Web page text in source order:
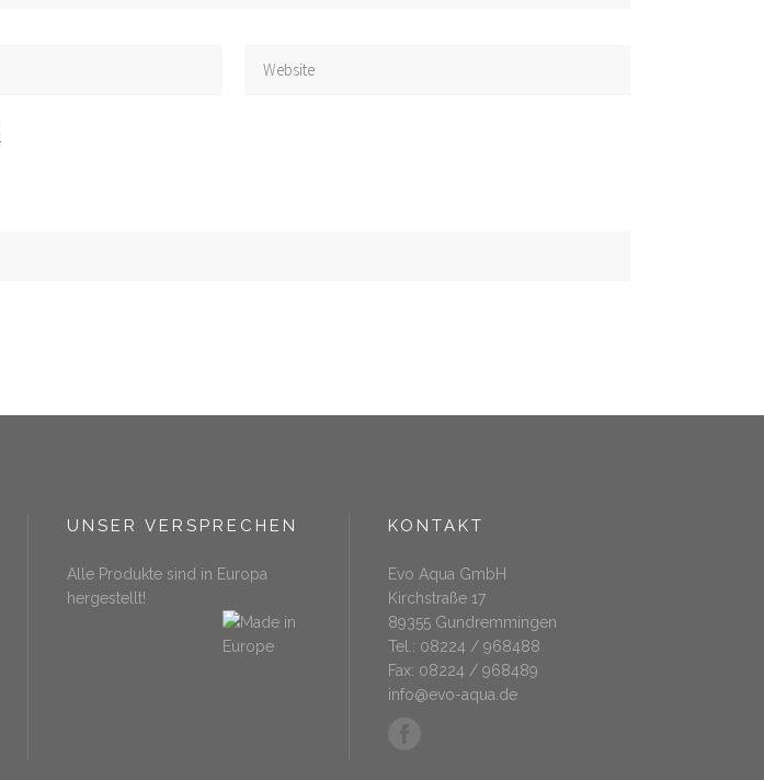
UNSER VERSPRECHEN
Alle Produkte sind in Europa
hergestellt!
KONTAKT
Evo Aqua GmbH
Kirchstraße 17
89355 Gundremmingen
Tel.: 08224 / 968488
Fax: 08224 / 968489
info@evo-aqua.de